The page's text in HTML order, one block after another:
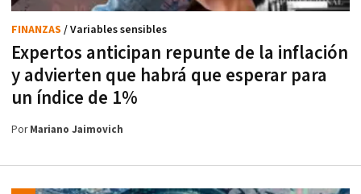
Expertos anticipan repunte de la inflación
y advierten que habrá que esperar para
un índice de 1%
FINANZAS / Variables sensibles
PorMariano Jaimovich